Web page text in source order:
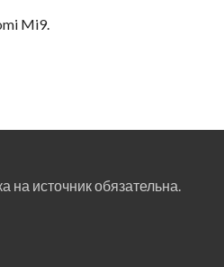
Mi9.
на источник обязательна.